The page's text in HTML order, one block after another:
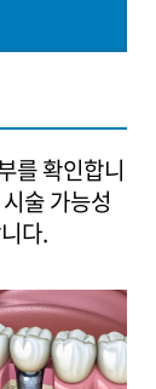
를 확인합니
술 가능성
다.